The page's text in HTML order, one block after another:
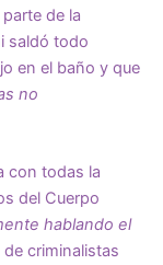
de la
saldó todo
en el baño y que
no
con todas la
del Cuerpo
hablando el
de criminalistas